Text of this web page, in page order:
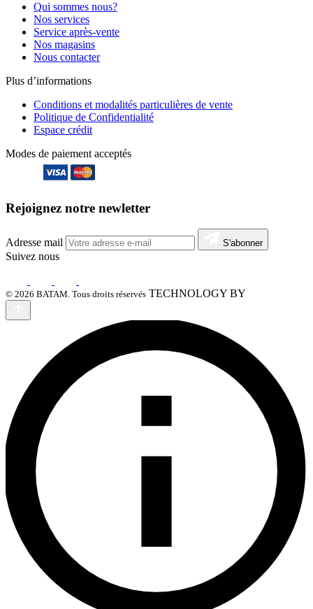
Qui sommes nous?
Nos services
Service après-vente
Nos magasins
Nous contacter
Plus d’informations
Conditions et modalités particulières de vente
Politique de Confidentialité
Espace crédit
Modes de paiement acceptés
Rejoignez notre newletter
Adresse mail S'abonner
Suivez nous
© 2026 BATAM. Tous droits réservés TECHNOLOGY BY